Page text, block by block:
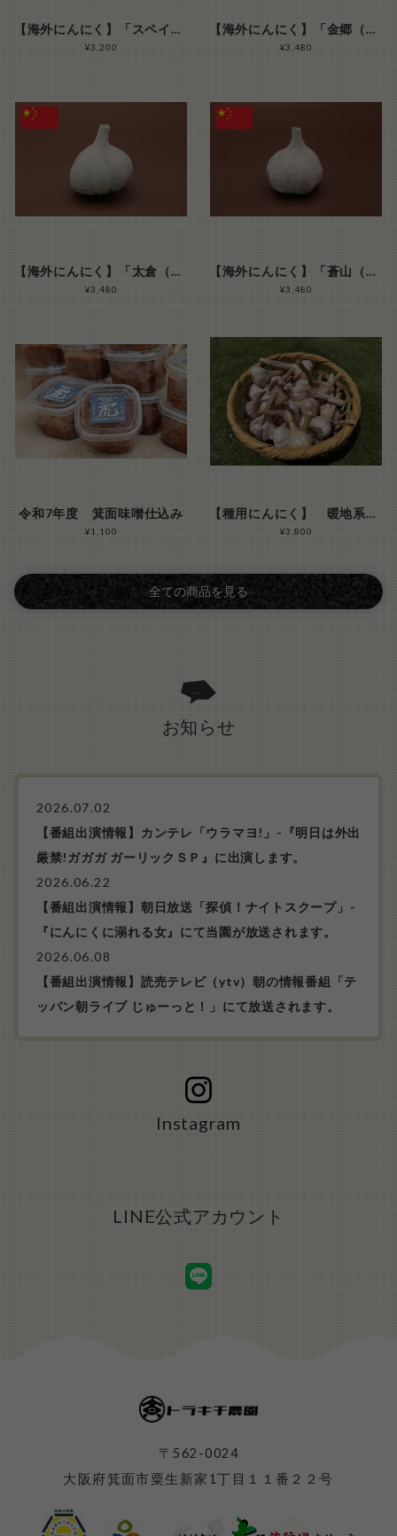
【海外にんにく】「スペイン スプリング種ホワイト」 M玉サイズ１kg（ ２０玉前後/kg）
¥3,200
【海外にんにく】「金郷（きんごう・きんきょう/ジンシャン）」 M玉サイズ１kg（ ２０玉前後/kg）
¥3,480
【海外にんにく】「太倉（たいそう/タイツァン）」 M玉サイズ１kg（ ２０玉前後/kg）
¥3,480
【海外にんにく】「蒼山（そうざん/ツァンシャン）」 M玉サイズ１kg（ ２０玉前後/kg）
¥3,480
令和7年度 箕面味噌仕込み
¥1,100
【種用にんにく】 暖地系「バイオレット」 ２０２６年秋植え付け分 S-M-Lサイズ混合 1kg分
¥3,800
全ての商品を見る
お知らせ
2026.07.02
【番組出演情報】カンテレ「ウラマヨ!」-『明日は外出
厳禁!ガガガ ガーリックＳＰ』に出演します。
2026.06.22
【番組出演情報】朝日放送「探偵！ナイトスクープ」-
『にんにくに溺れる女』にて当園が放送されます。
2026.06.08
【番組出演情報】読売テレビ（ytv）朝の情報番組「テ
ッパン朝ライブ じゅーっと！」にて放送されます。
Instagram
LINE公式アカウント
〒562-0024
大阪府箕面市粟生新家1丁目１１番２２号